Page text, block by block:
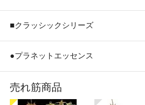
■クラッシックシリーズ
●プラネットエッセンス
売れ筋商品